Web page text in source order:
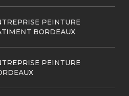
PEINTURE
BORDEAUX
PEINTURE